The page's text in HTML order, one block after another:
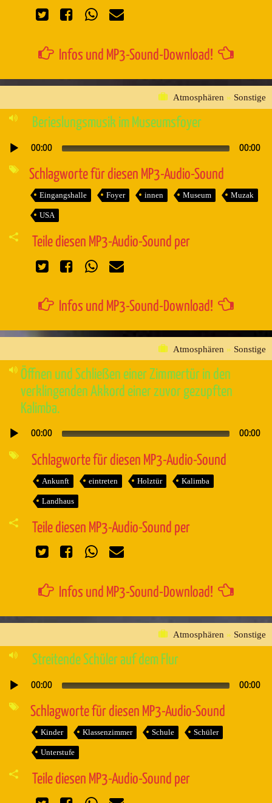
Infos und MP3-Sound-Download!
Atmosphären » Sonstige
Berieslungsmusik im Museumsfoyer
Audio-
00:00 00:00
Schlagworte für diesen MP3-Audio-Sound
Eingangshalle Foyer innen Museum Muzak
USA
Teile diesen MP3-Audio-Sound per
Infos und MP3-Sound-Download!
Atmosphären » Sonstige
Öffnen und Schließen einer Zimmertür in den
verklingenden Akkord einer zuvor gezupften
Kalimba.
Audio-
00:00 00:00
Schlagworte für diesen MP3-Audio-Sound
Ankunft eintreten Holztür Kalimba
Landhaus
Teile diesen MP3-Audio-Sound per
Infos und MP3-Sound-Download!
Atmosphären » Sonstige
Streitende Schüler auf dem Flur
Audio-
00:00 00:00
Schlagworte für diesen MP3-Audio-Sound
Kinder Klassenzimmer Schule Schüler
Unterstufe
Teile diesen MP3-Audio-Sound per